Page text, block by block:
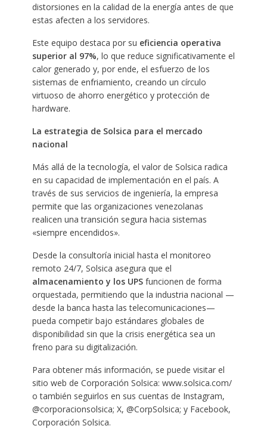
distorsiones en la calidad de la energía antes de que
estas afecten a los servidores.
Este equipo destaca por su eficiencia operativa
superior al 97%, lo que reduce significativamente el
calor generado y, por ende, el esfuerzo de los
sistemas de enfriamiento, creando un círculo
virtuoso de ahorro energético y protección de
hardware.
La estrategia de Solsica para el mercado
nacional
Más allá de la tecnología, el valor de Solsica radica
en su capacidad de implementación en el país. A
través de sus servicios de ingeniería, la empresa
permite que las organizaciones venezolanas
realicen una transición segura hacia sistemas
«siempre encendidos».
Desde la consultoría inicial hasta el monitoreo
remoto 24/7, Solsica asegura que el
almacenamiento y los UPSfuncionen de forma
orquestada, permitiendo que la industria nacional —
desde la banca hasta las telecomunicaciones—
pueda competir bajo estándares globales de
disponibilidad sin que la crisis energética sea un
freno para su digitalización.
Para obtener más información, se puede visitar el
sitio web de Corporación Solsica: www.solsica.com/
o también seguirlos en sus cuentas de Instagram,
@corporacionsolsica; X, @CorpSolsica; y Facebook,
Corporación Solsica.